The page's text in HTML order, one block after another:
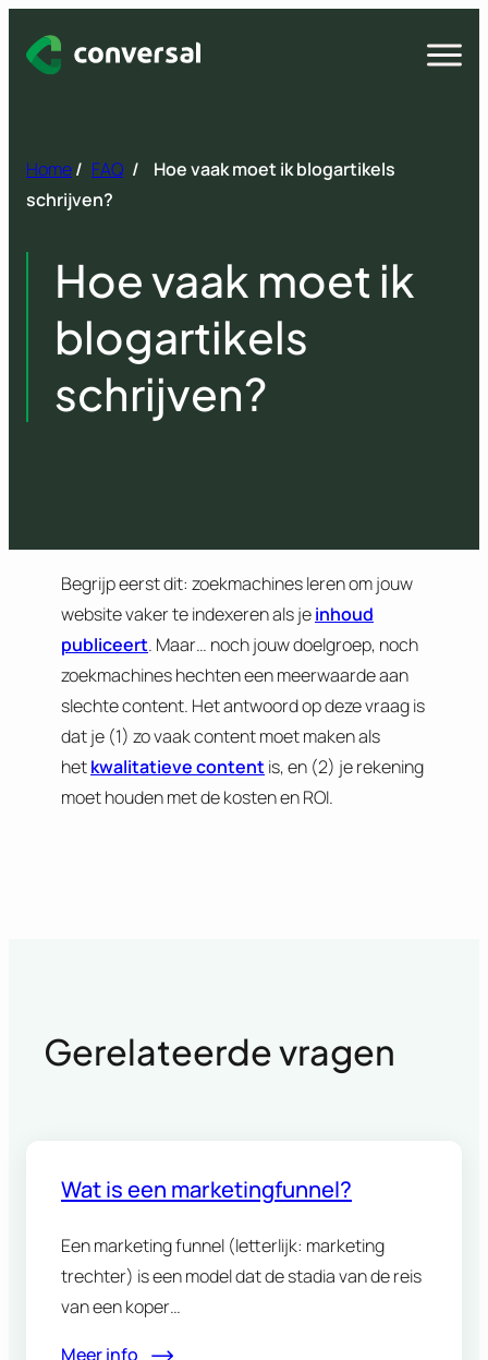
naar
Open
Home/ FAQ /
Hoe vaak moet ik blogartikels
schrijven?
Hoe vaak moet ik
blogartikels
schrijven?
Begrijp eerst dit: zoekmachines leren om jouw
website vaker te indexeren als jeinhoud
publiceert. Maar… noch jouw doelgroep, noch
zoekmachines hechten een meerwaarde aan
slechte content. Het antwoord op deze vraag is
dat je (1) zo vaak content moet maken als
hetkwalitatieve content is, en (2) je rekening
moet houden met de kosten en ROI.
Gerelateerde vragen
Wat is een marketingfunnel?
Een marketing funnel (letterlijk: marketing
trechter) is een model dat de stadia van de reis
van een koper…
Meer info